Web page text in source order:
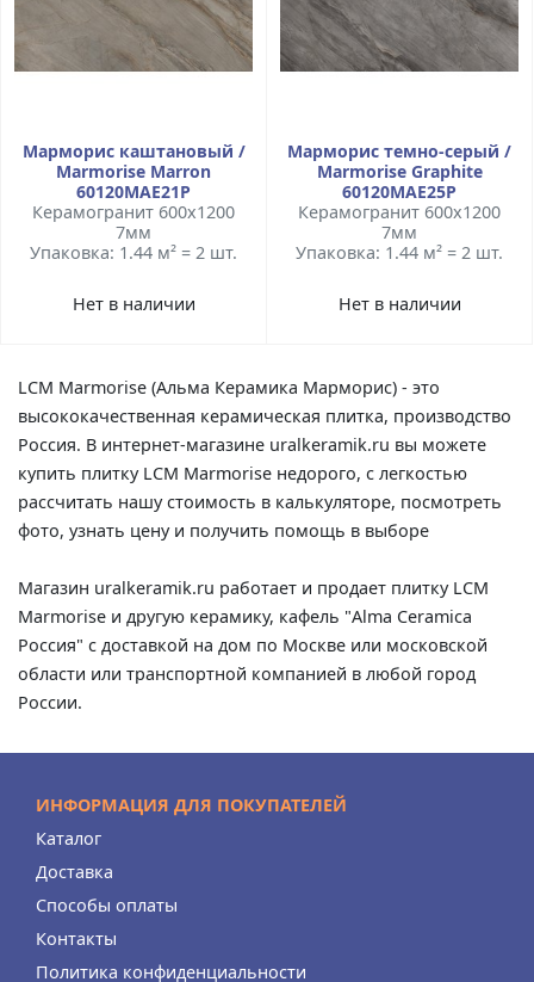
Марморис каштановый /
Marmorise Marron
60120MAE21P
Керамогранит 600x1200
7мм
Упаковка: 1.44 м² = 2 шт.
Нет в наличии
Марморис темно-серый /
Marmorise Graphite
60120MAE25P
Керамогранит 600x1200
7мм
Упаковка: 1.44 м² = 2 шт.
Нет в наличии
LCM Marmorise (Альма Керамика Марморис) - это
высококачественная керамическая плитка, производство
Россия. В интернет-магазине uralkeramik.ru вы можете
купить плитку LCM Marmorise недорого, с легкостью
рассчитать нашу стоимость в калькуляторе, посмотреть
фото, узнать цену и получить помощь в выборе
Магазин uralkeramik.ru работает и продает плитку LCM
Marmorise и другую керамику, кафель "Alma Ceramica
Россия" с доставкой на дом по Москве или московской
области или транспортной компанией в любой город
России.
ИНФОРМАЦИЯ ДЛЯ ПОКУПАТЕЛЕЙ
Каталог
Доставка
Способы оплаты
Контакты
Политика конфиденциальности